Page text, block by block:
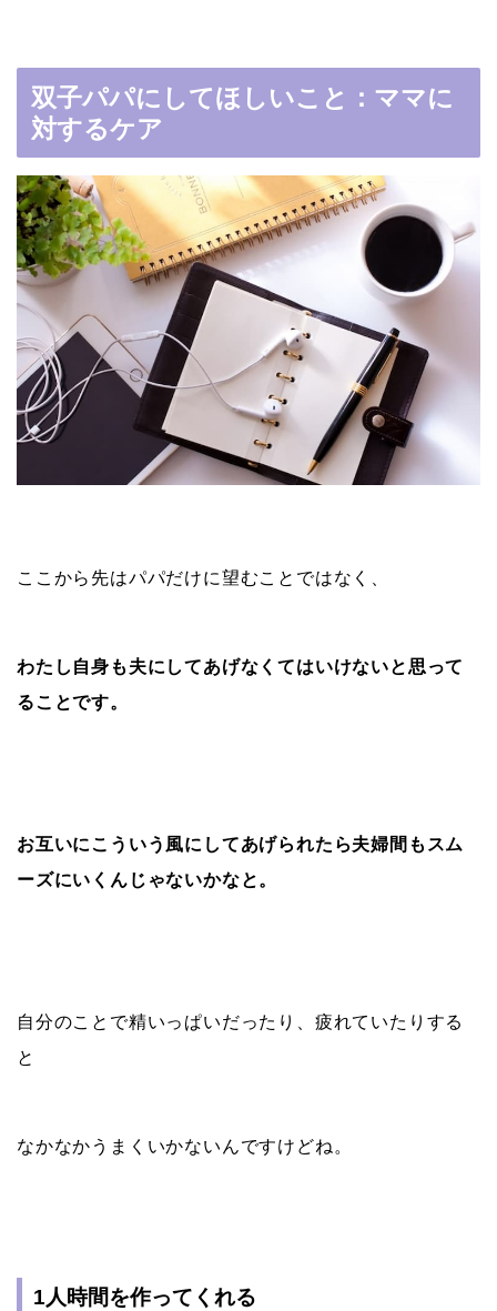
双子パパにしてほしいこと：ママに
対するケア
ここから先はパパだけに望むことではなく、
わたし自身も夫にしてあげなくてはいけないと思って
ることです。
お互いにこういう風にしてあげられたら夫婦間もスム
ーズにいくんじゃないかなと。
自分のことで精いっぱいだったり、疲れていたりする
と
なかなかうまくいかないんですけどね。
1人時間を作ってくれる